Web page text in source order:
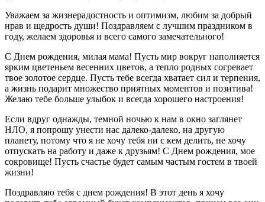
Уважаем за жизнерадостность и оптимизм, любим за добрый
нрав и щедрость души! Поздравляем с лучшим праздником в
году, желаем здоровья и всего самого замечательного!
С Днем рождения, милая мама! Пусть мир вокруг наполняется
ярким цветеньем весенних цветов, а тепло родных согревает
твое золотое сердце. Пусть тебе всегда хватает сил и терпения,
а жизнь подарит множество приятных моментов и позитива!
Желаю тебе больше улыбок и всегда хорошего настроения!
Если вдруг однажды, темной ночью к нам в окно заглянет
НЛО, я попрошу унести нас далеко-далеко, на другую
планету, потому что я не хочу тебя ни с кем делить, не хочу
отпускать на работу и даже к друзьям! С Днем рождения, мое
сокровище! Пусть счастье будет самым частым гостем в твоей
жизни!
Поздравляю тебя с днем рождения! В этот день я хочу